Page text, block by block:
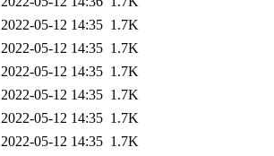
2022-05-12 14:35 1.7K
2022-05-12 14:35 1.7K
2022-05-12 14:35 1.7K
2022-05-12 14:35 1.7K
2022-05-12 14:35 1.7K
2022-05-12 14:35 1.7K